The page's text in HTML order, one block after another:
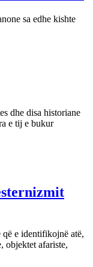
sa edhe kishte
dhe disa historiane
e tij e bukur
që e identifikojnë atë,
objektet afariste,